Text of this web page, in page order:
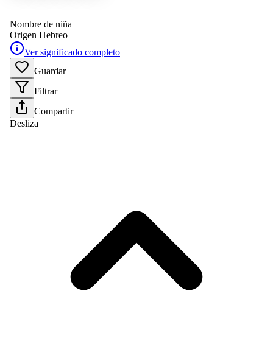
Nombre de niña
Origen Hebreo
Ver significado completo
Guardar
Filtrar
Compartir
Desliza